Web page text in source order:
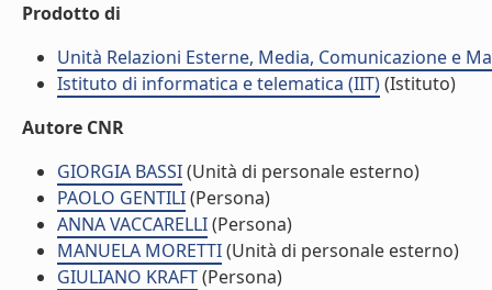
Prodotto di
Unità Relazioni Esterne, Media, Comunicazione e
Istituto di informatica e telematica (IIT)(Istituto)
Autore CNR
GIORGIA BASSI(Unità di personale esterno)
PAOLO GENTILI(Persona)
ANNA VACCARELLI(Persona)
MANUELA MORETTI(Unità di personale esterno)
GIULIANO KRAFT(Persona)